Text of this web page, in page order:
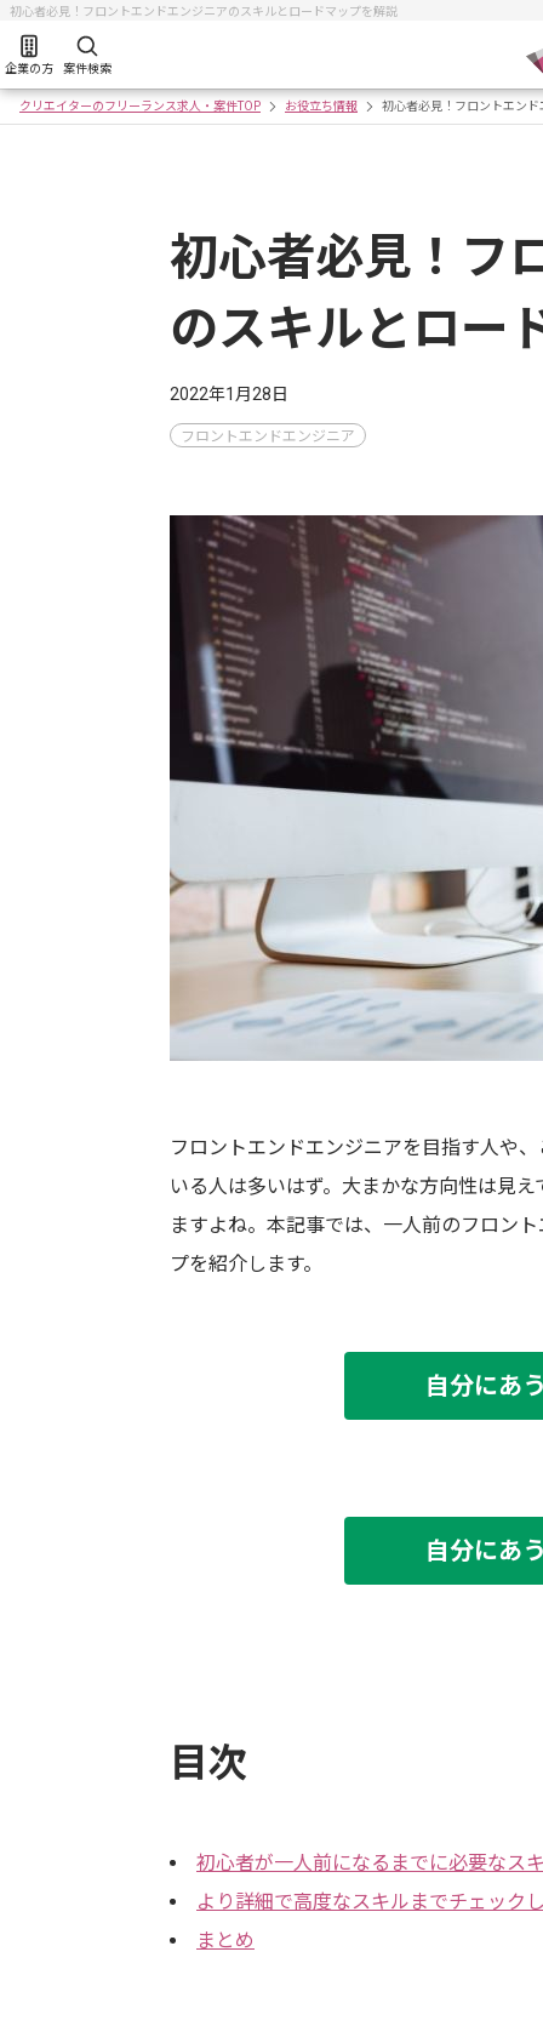
初心者必見！フロントエンドエンジニアのスキルとロードマップを解説
企業の方 案件検索
クリエイターのフリーランス求人・案件TOP お役立ち情報 初心者必見！フロントエン
初心者必見！フ
のスキルとロー
2022年1月28日
フロントエンドエンジニア
フロントエンドエンジニアを目指す人や
いる人は多いはず。大まかな方向性は見
ますよね。本記事では、一人前のフロン
プを紹介します。
自分にあ
自分にあ
目次
初心者が一人前になるまでに必要なス
より詳細で高度なスキルまでチェック
まとめ